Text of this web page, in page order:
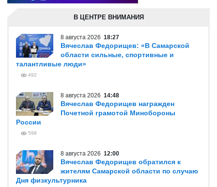
В ЦЕНТРЕ ВНИМАНИЯ
8 августа 2026 18:27
Вячеслав Федорищев: «В Самарской
области сильные, спортивные и
талантливые люди»
492
8 августа 2026 14:48
Вячеслав Федорищев награжден
Почетной грамотой Минобороны
России
598
8 августа 2026 12:00
Вячеслав Федорищев обратился к
жителям Самарской области по случаю
Дня физкультурника